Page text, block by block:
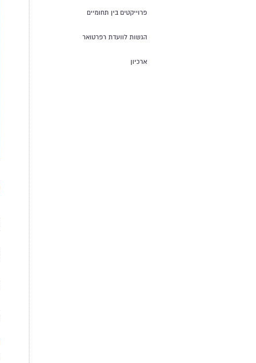
פרוייקטים בין תחומיים
הגשות לוועדת רפרטואר
ארכיון